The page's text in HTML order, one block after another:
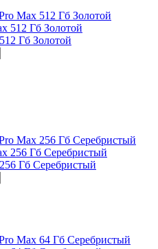
Гб Золотой
Гб Серебристый